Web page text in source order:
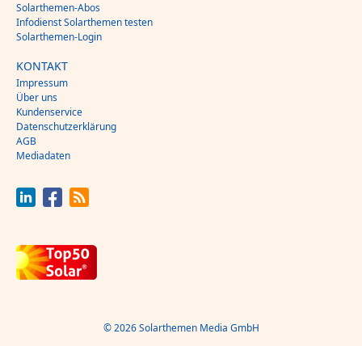
Solarthemen-Abos
Infodienst Solarthemen testen
Solarthemen-Login
KONTAKT
Impressum
Über uns
Kundenservice
Datenschutzerklärung
AGB
Mediadaten
© 2026 Solarthemen Media GmbH